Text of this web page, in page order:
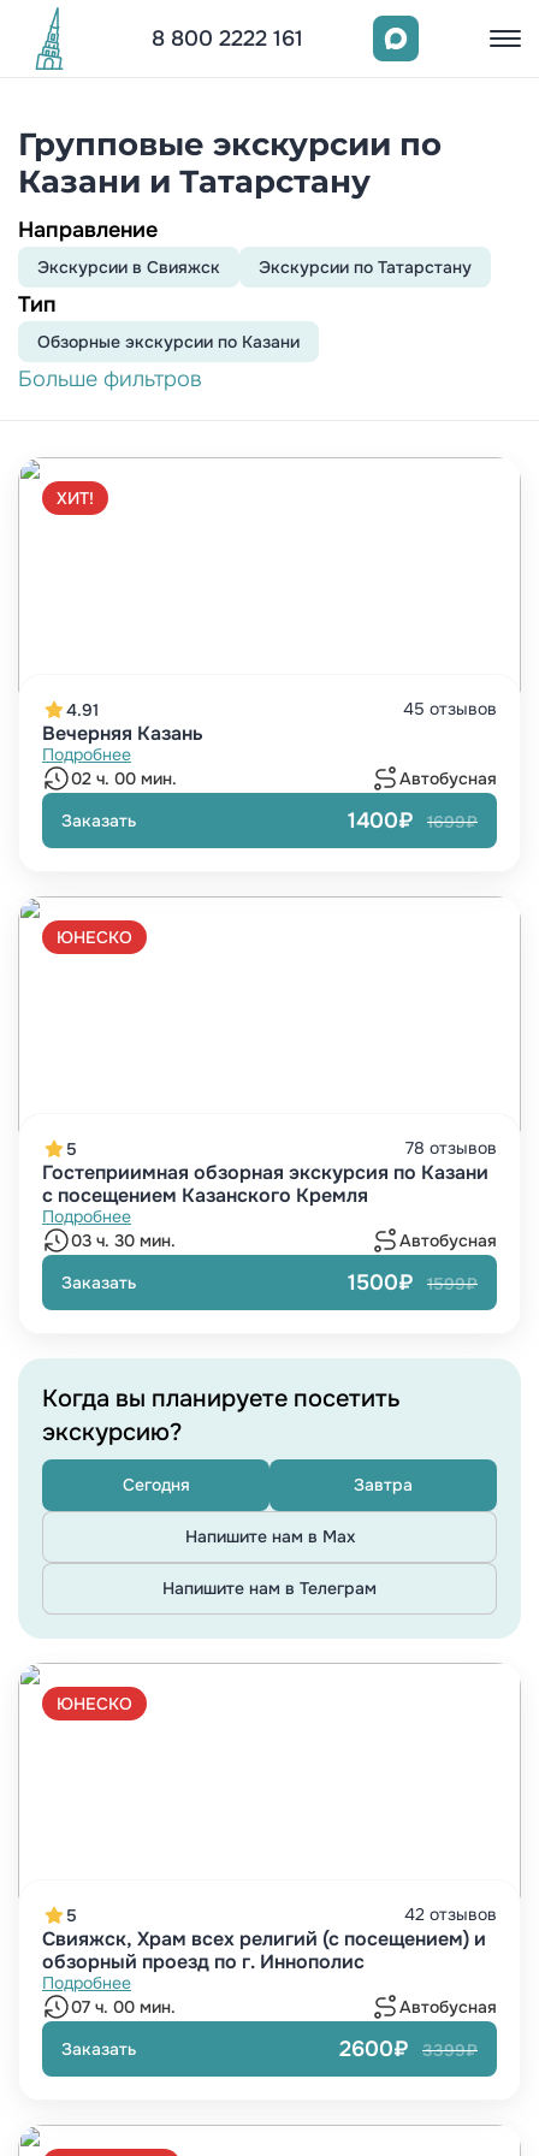
8 800 2222 161
Групповые экскурсии по
Казани и Татарстану
Направление
Экскурсии в Свияжск Экскурсии по Татарстану
Тип
Обзорныe экскурсии по Казани
Больше фильтров
ХИТ!
4.91 45 отзывов
Вечерняя Казань
Подробнее
02 ч. 00 мин.
Автобусная
Заказать
1400₽ 1699₽
ЮНЕСКО
5 78 отзывов
Гостеприимная обзорная экскурсия по Казани
с посещением Казанского Кремля
Подробнее
03 ч. 30 мин.
Автобусная
Заказать
1500₽ 1599₽
ЮНЕСКО
5 42 отзывов
Свияжск, Храм всех религий (с посещением) и
обзорный проезд по г. Иннополис
Подробнее
07 ч. 00 мин.
Автобусная
Заказать
2600₽ 3399₽
Когда вы планируете посетить
экскурсию?
Сегодня Завтра
Напишите нам в Max
Напишите нам в Телеграм